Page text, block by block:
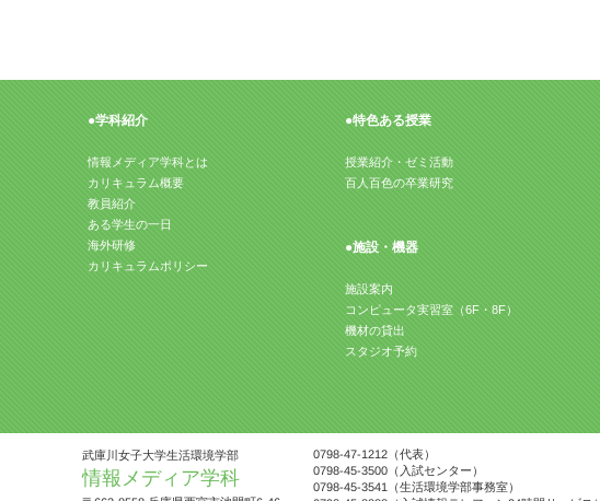
●学科紹介
情報メディア学科とは
カリキュラム概要
教員紹介
ある学生の一日
海外研修
カリキュラムポリシー
●特色ある授業
授業紹介・ゼミ活動
百人百色の卒業研究
●施設・機器
施設案内
コンピュータ実習室（6F・8F）
機材の貸出
スタジオ予約
武庫川女子大学生活環境学部
情報メディア学科
0798-47-1212（代表）
0798-45-3500（入試センター）
0798-45-3541（生活環境学部事務室）